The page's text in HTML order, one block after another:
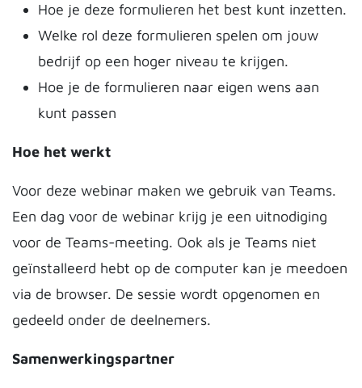
Hoe je deze formulieren het best kunt inzetten.
Welke rol deze formulieren spelen om jouw
bedrijf op een hoger niveau te krijgen.
Hoe je de formulieren naar eigen wens aan
kunt passen
Hoe het werkt
Voor deze webinar maken we gebruik van Teams.
Een dag voor de webinar krijg je een uitnodiging
voor de Teams-meeting. Ook als je Teams niet
geïnstalleerd hebt op de computer kan je meedoen
via de browser. De sessie wordt opgenomen en
gedeeld onder de deelnemers.
Samenwerkingspartner